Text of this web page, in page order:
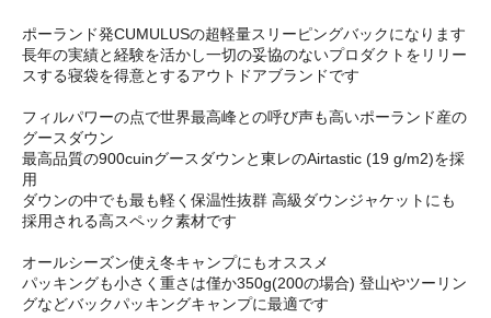
ポーランド発CUMULUSの超軽量スリーピングバックになります
長年の実績と経験を活かし一切の妥協のないプロダクトをリリー
スする寝袋を得意とするアウトドアブランドです
フィルパワーの点で世界最高峰との呼び声も高いポーランド産の
グースダウン
最高品質の900cuinグースダウンと東レのAirtastic (19 g/m2)を採
用
ダウンの中でも最も軽く保温性抜群 高級ダウンジャケットにも
採用される高スペック素材です
オールシーズン使え冬キャンプにもオススメ
パッキングも小さく重さは僅か350g(200の場合) 登山やツーリン
グなどバックパッキングキャンプに最適です